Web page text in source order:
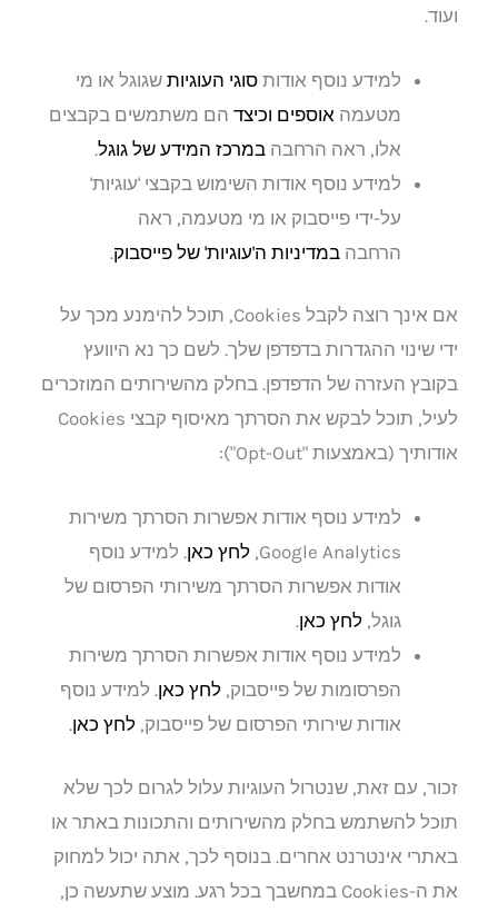
ועוד.
למידע נוסף אודותסוגי העוגיות שגוגל או מי
מטעמה אוספים וכיצד הם משתמשים בקבצים
אלו, ראה הרחבהבמרכז המידע של גוגל.
למידע נוסף אודות השימוש בקבצי 'עוגיות'
על-ידי פייסבוק או מי מטעמה, ראה
הרחבהבמדיניות ה'עוגיות' של פייסבוק.
אם אינך רוצה לקבל Cookies, תוכל להימנע מכך על
ידי שינוי ההגדרות בדפדפן שלך. לשם כך נא היוועץ
בקובץ העזרה של הדפדפן. בחלק מהשירותים המוזכרים
לעיל, תוכל לבקש את הסרתך מאיסוף קבצי Cookies
אודותיך (באמצעות "Opt-Out"):
למידע נוסף אודות אפשרות הסרתך משירות
Google Analytics, לחץ כאן. למידע נוסף
אודות אפשרות הסרתך משירותי הפרסום של
גוגל,לחץ כאן.
למידע נוסף אודות אפשרות הסרתך משירות
הפרסומות של פייסבוק,לחץ כאן. למידע נוסף
אודות שירותי הפרסום של פייסבוק,לחץ כאן.
זכור, עם זאת, שנטרול העוגיות עלול לגרום לכך שלא
תוכל להשתמש בחלק מהשירותים והתכונות באתר או
באתרי אינטרנט אחרים. בנוסף לכך, אתה יכול למחוק
את ה-Cookies במחשבך בכל רגע. מוצע שתעשה כן,